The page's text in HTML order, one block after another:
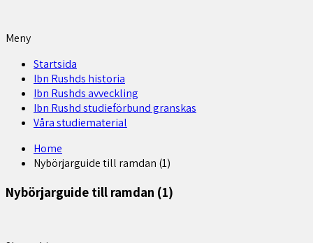
Meny
Startsida
Ibn Rushds historia
Ibn Rushds avveckling
Ibn Rushd studieförbund granskas​
Våra studiematerial
Home
Nybörjarguide till ramdan (1)
Nybörjarguide till ramdan (1)